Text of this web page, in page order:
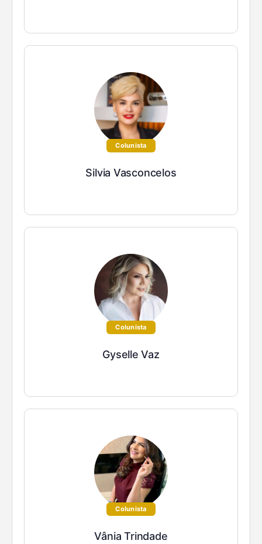
Colunista
Silvia Vasconcelos
Colunista
Gyselle Vaz
Colunista
Vânia Trindade